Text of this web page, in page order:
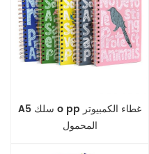
A5 سلك o pp غطاء الكمبيوتر
المحمول